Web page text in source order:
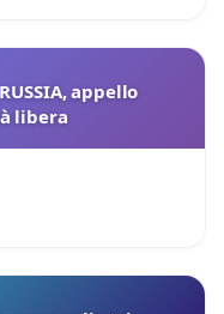
appello
libera